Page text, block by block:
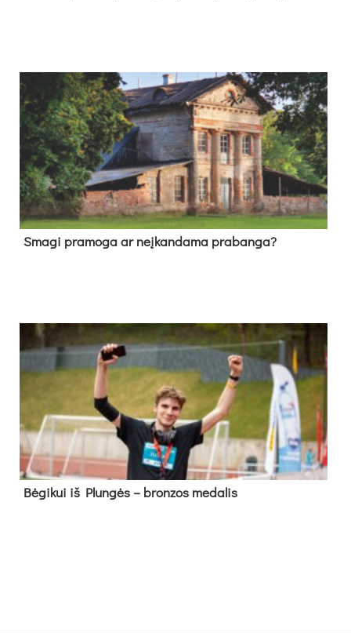
Sma­gi pra­mo­ga ar neį­kan­da­ma pra­ban­ga?
Bė­gi­kui iš Plun­gės – bron­zos me­da­lis